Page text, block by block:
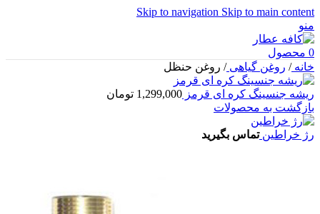
Skip to navigation Skip to main content
منو
0 محصول
خانه/ روغن گیاهی/ روغن حنظل
ریشه جنسینگ کره ای قرمز 1,299,000 تومان
بازگشت به محصولات
رژ خراطینتماس بگیرید